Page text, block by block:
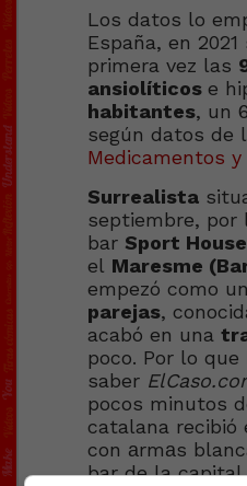
Los datos lo
España, en
primera vez las
ansiolíticos e
habitantes, un
según datos de
Medicamentos
Surrealista
septiembre, por
bar Sport
el Maresme
empezó como
parejas,
acabó en una
poco. Por lo que
saber
pocos minutos
catalana recibió
con аrmаs
bar de la capital